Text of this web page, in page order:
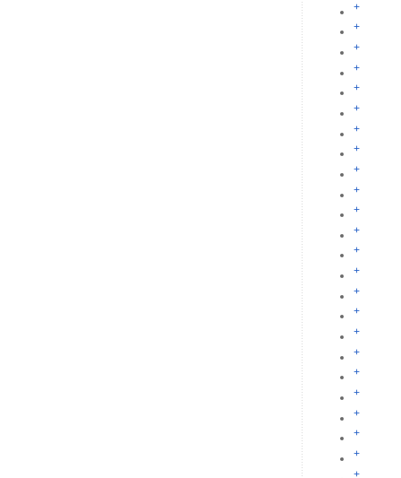
+
+
+
+
+
+
+
+
+
+
+
+
+
+
+
+
+
+
+
+
+
+
+
+